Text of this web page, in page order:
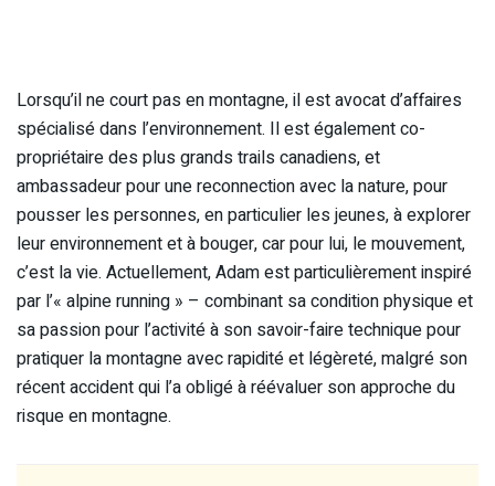
Lorsqu’il ne court pas en montagne, il est avocat d’affaires
spécialisé dans l’environnement. Il est également co-
propriétaire des plus grands trails canadiens, et
ambassadeur pour une reconnection avec la nature, pour
pousser les personnes, en particulier les jeunes, à explorer
leur environnement et à bouger, car pour lui, le mouvement,
c’est la vie. Actuellement, Adam est particulièrement inspiré
par l’« alpine running » – combinant sa condition physique et
sa passion pour l’activité à son savoir-faire technique pour
pratiquer la montagne avec rapidité et légèreté, malgré son
récent accident qui l’a obligé à réévaluer son approche du
risque en montagne.